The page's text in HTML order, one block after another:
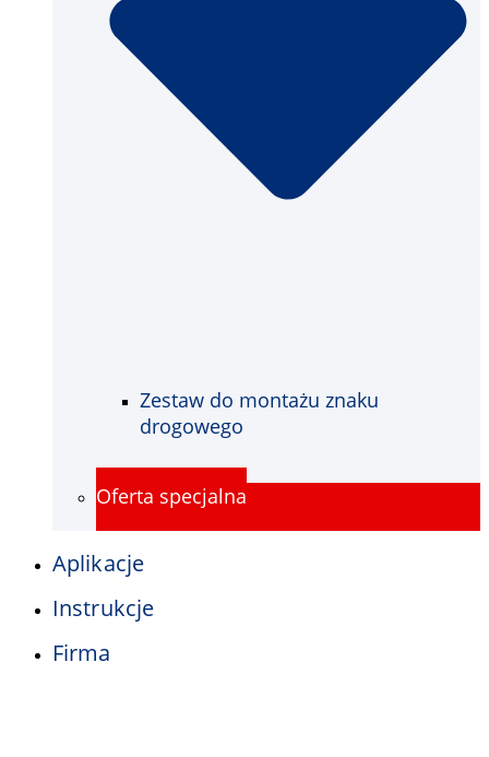
Zestaw do montażu znaku
drogowego
Oferta specjalna
Aplikacje
Instrukcje
Firma